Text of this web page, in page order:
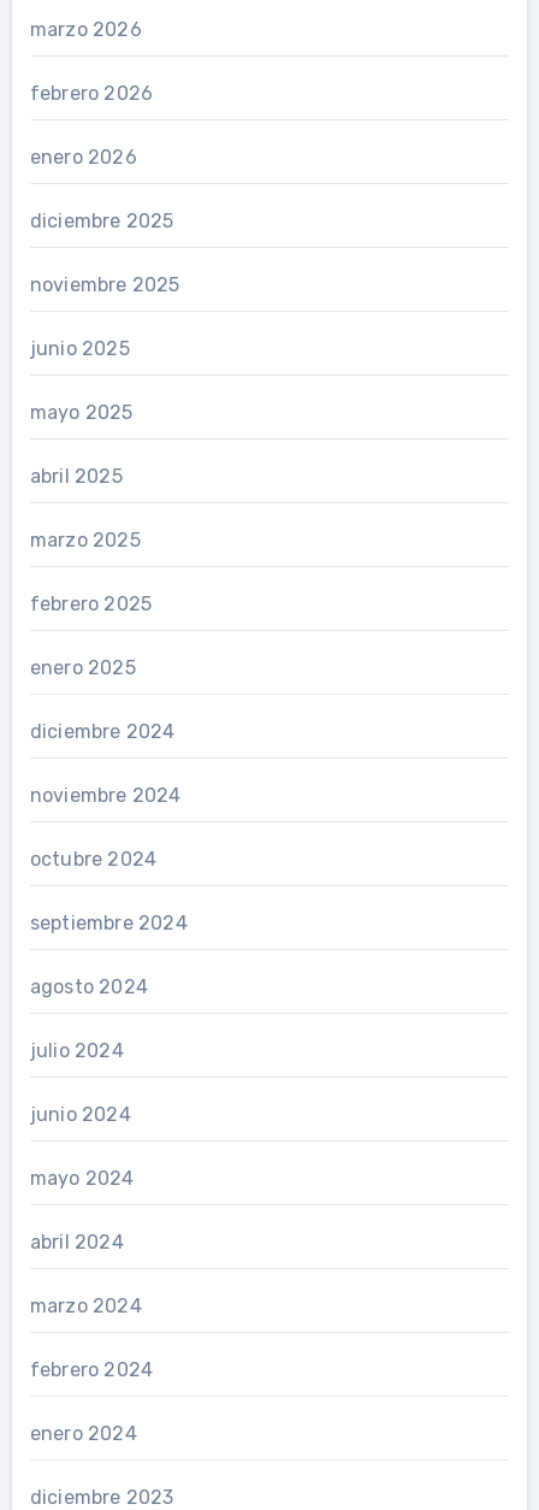
marzo 2026
febrero 2026
enero 2026
diciembre 2025
noviembre 2025
junio 2025
mayo 2025
abril 2025
marzo 2025
febrero 2025
enero 2025
diciembre 2024
noviembre 2024
octubre 2024
septiembre 2024
agosto 2024
julio 2024
junio 2024
mayo 2024
abril 2024
marzo 2024
febrero 2024
enero 2024
diciembre 2023